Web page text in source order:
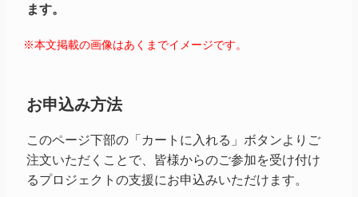
ます。
※本文掲載の画像はあくまでイメージです。
お申込み方法
このページ下部の「カートに入れる」ボタンよりご
注文いただくことで、皆様からのご参加を受け付け
るプロジェクトの支援にお申込みいただけます。